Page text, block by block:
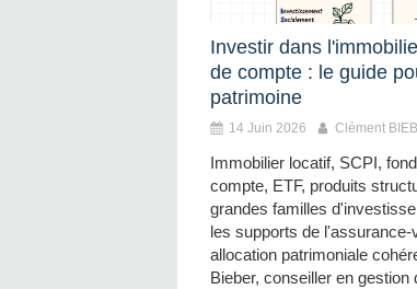
Investir dans
de compte : le guide
patrimoine
14 Juin 2026 Clément
Immobilier locatif, SCPI,
compte, ETF, produits
grandes familles
les supports de l'assurance-
allocation patrimoniale
Bieber, conseiller en gestion